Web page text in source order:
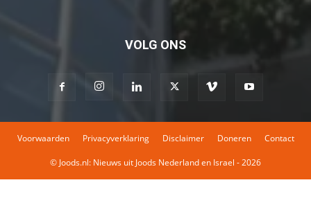
VOLG ONS
Voorwaarden Privacyverklaring Disclaimer Doneren Contact
© Joods.nl: Nieuws uit Joods Nederland en Israel - 2026